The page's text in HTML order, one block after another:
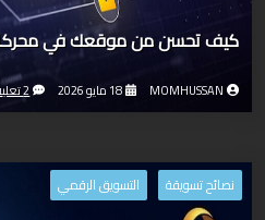
كيف تحسن من موقعك في محركات
MOMHUSSAN 18 مايو 2026 2 تعليقات
نصائح تسويقة التسويق الرقمي